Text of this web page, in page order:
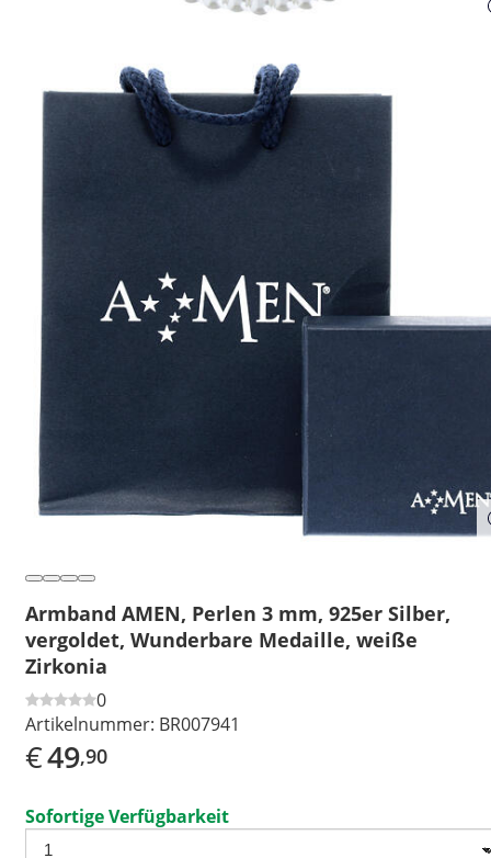
Armband AMEN, Perlen 3 mm, 925er Silber,
vergoldet, Wunderbare Medaille, weiße
Zirkonia
0
Artikelnummer: BR007941
€49,90
Sofortige Verfügbarkeit